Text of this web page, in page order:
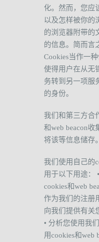
化。然而，您应
以及怎样被你的
的浏览器附带的
的信息。简而言
Cookies当作一种
使得用户在从无
务转到另一项服
的身份。
我们和第三方合
和web beacon收
将该等信息储存。
我们使用自己的
用于以下用途：
•
cookies和web
作为我们的注册
向我们提供有关
• 分析您使用我
用cookies和web